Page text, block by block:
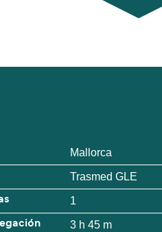
Mallorca
Trasmed GLE
1
3 h 45 m